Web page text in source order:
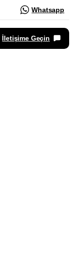
Whatsapp
İletişime Geçin